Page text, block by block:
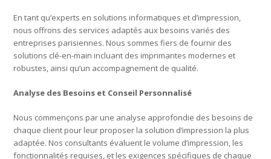
En tant qu’experts en solutions informatiques et d’impression,
nous offrons des services adaptés aux besoins variés des
entreprises parisiennes. Nous sommes fiers de fournir des
solutions clé-en-main incluant des imprimantes modernes et
robustes, ainsi qu’un accompagnement de qualité.
Analyse des Besoins et Conseil Personnalisé
Nous commençons par une analyse approfondie des besoins de
chaque client pour leur proposer la solution d’impression la plus
adaptée. Nos consultants évaluent le volume d’impression, les
fonctionnalités requises, et les exigences spécifiques de chaque